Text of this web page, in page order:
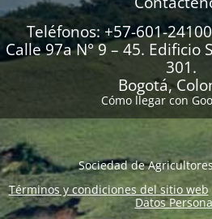
Teléfonos: +57-601-
Calle 97a N° 9 – 45. Edificio
301.
Bogotá,
Cómo llegar con
Sociedad de
Términos y condiciones del sitio web
Datos